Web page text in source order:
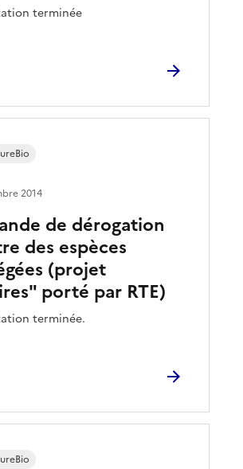
terminée
de dérogation
des espèces
(projet
porté par RTE)
terminée.
2014